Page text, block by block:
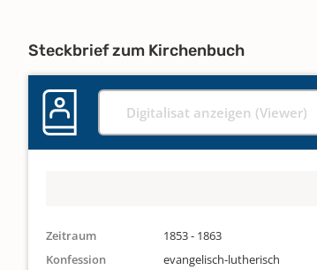
Steckbrief zum Kirchenbuch
Digitalisat anzeigen (Viewer)
Zeitraum
1853 - 1863
Konfession
evangelisch-lutherisch